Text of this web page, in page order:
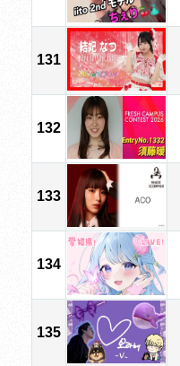
131
132
133
134
135